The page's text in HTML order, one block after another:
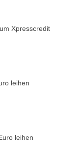
Xpresscredit
leihen
leihen